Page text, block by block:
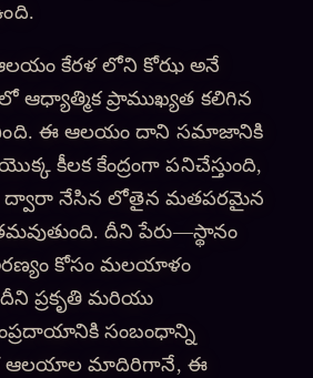
ఆలయం కేరళ లోని కోఝ అనే
ఆధ్యాత్మిక ప్రాముఖ్యత కలిగిన
ఈ ఆలయం దాని సమాజానికి
కీలక కేంద్రంగా పనిచేస్తుంది,
ద్వారా నేసిన లోతైన మతపరమైన
దీని పేరు—స్థానం
కోసం మలయాళం
ప్రకృతి మరియు
సంబంధాన్ని
ఆలయాల మాదిరిగానే, ఈ